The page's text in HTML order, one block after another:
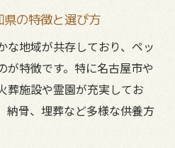
ペット葬儀業者の選び方
ースパニエルの最後を悔
備しておきたい大切なポ
の特徴と選び方
な地域が共存しており、ペッ
が特徴です。特に名古屋市や
葬施設や霊園が充実してお
納骨、埋葬など多様な供養方